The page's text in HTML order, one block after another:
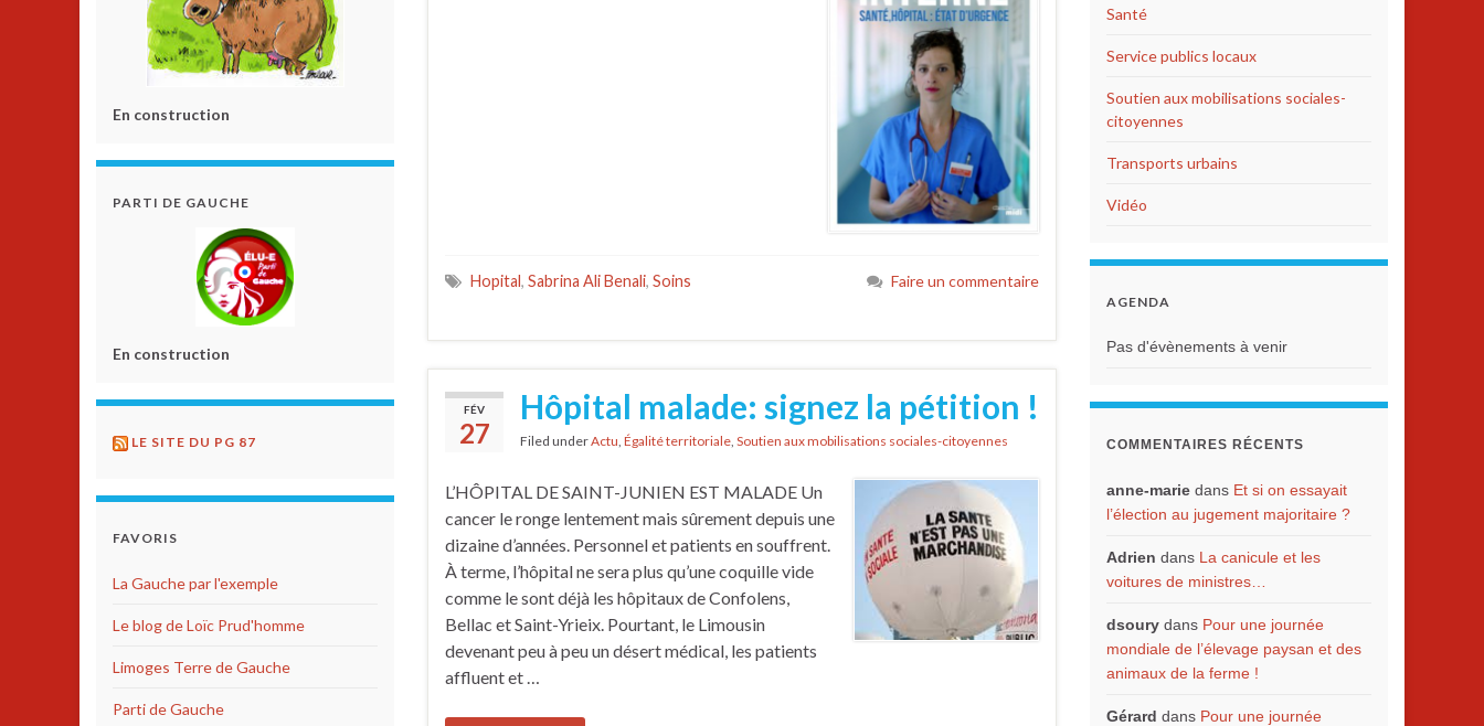
Hopital, Sabrina Ali Benali, Soins Faire un commentaire
FÉV
27
Hôpital malade: signez la pétition !
Filed underActu Égalité territoriale Soutien aux mobilisations sociales-citoyennes
L’HÔPITAL DE SAINT-JUNIEN EST MALADE Un
cancer le ronge lentement mais sûrement depuis une
dizaine d’années. Personnel et patients en souffrent.
À terme, l’hôpital ne sera plus qu’une coquille vide
comme le sont déjà les hôpitaux de Confolens,
Bellac et Saint-Yrieix. Pourtant, le Limousin
devenant peu à peu un désert médical, les patients
affluent et …
En construction
PARTI DE GAUCHE
En construction
LE SITE DU PG 87
FAVORIS
La Gauche par l'exemple
Le blog de Loïc Prud'homme
Limoges Terre de Gauche
Parti de Gauche
Santé
Service publics locaux
Soutien aux mobilisations sociales-
citoyennes
Transports urbains
Vidéo
AGENDA
Pas d'évènements à venir
COMMENTAIRES RÉCENTS
anne-marie dans Et si on essayait
l’élection au jugement majoritaire ?
Adrien dans La canicule et les
voitures de ministres…
dsoury dans Pour une journée
mondiale de l’élevage paysan et des
animaux de la ferme !
Gérard dans Pour une journée